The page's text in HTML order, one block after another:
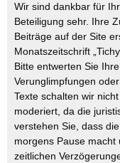
Wir sind dankbar für
Beteiligung sehr. Ihre
Beiträge auf der Site
Monatszeitschrift
Bitte entwerten Sie
Verunglimpfungen
Texte schalten wir
moderiert, da die
verstehen Sie, dass
morgens Pause macht
zeitlichen